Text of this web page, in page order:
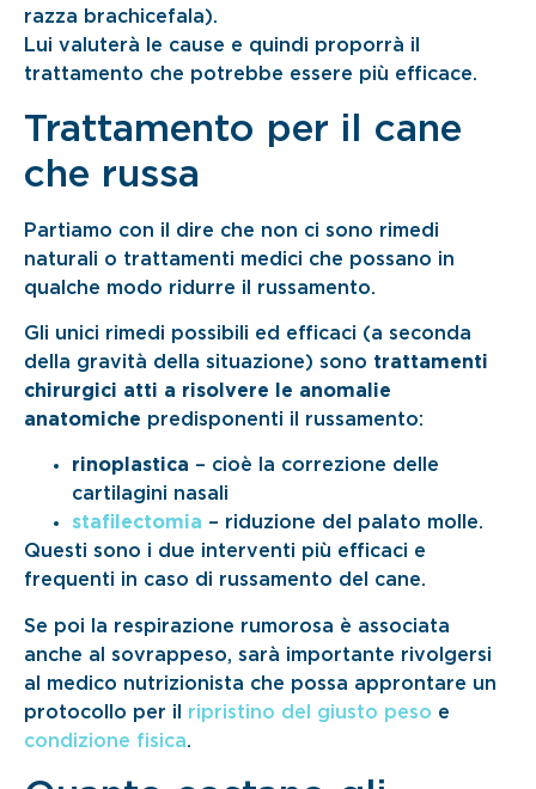
razza brachicefala).
Lui valuterà le cause e quindi proporrà il
trattamento che potrebbe essere più efficace.
Trattamento per il cane
che russa
Partiamo con il dire che non ci sono rimedi
naturali o trattamenti medici che possano in
qualche modo ridurre il russamento.
Gli unici rimedi possibili ed efficaci (a seconda
della gravità della situazione) sono trattamenti
chirurgici atti a risolvere le anomalie
anatomiche predisponenti il russamento:
rinoplastica – cioè la correzione delle
cartilagini nasali
stafilectomia – riduzione del palato molle.
Questi sono i due interventi più efficaci e
frequenti in caso di russamento del cane.
Se poi la respirazione rumorosa è associata
anche al sovrappeso, sarà importante rivolgersi
al medico nutrizionista che possa approntare un
protocollo per il ripristino del giusto peso e
condizione fisica.